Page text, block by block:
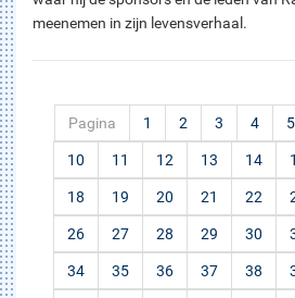
meenemen in zijn levensverhaal.
Pagina 1 2 3 4 5
10 11 12 13 14
18 19 20 21 22
26 27 28 29 30
34 35 36 37 38